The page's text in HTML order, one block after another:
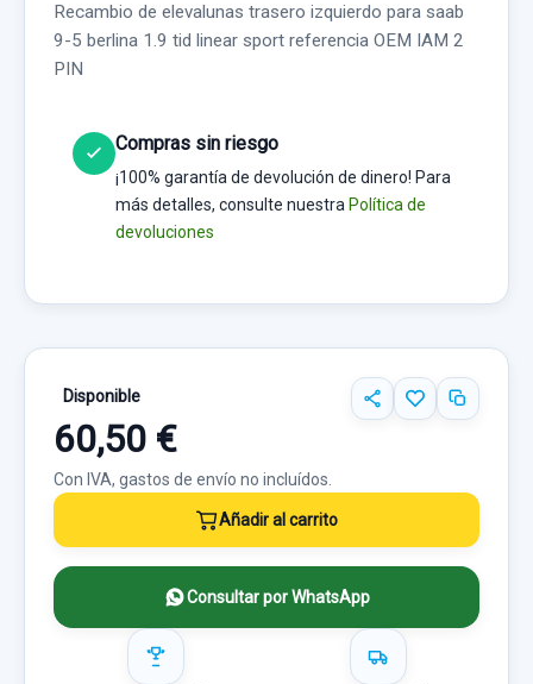
Recambio de elevalunas trasero izquierdo para saab
9-5 berlina 1.9 tid linear sport referencia OEM IAM 2
PIN
Compras sin riesgo
¡100% garantía de devolución de dinero! Para
más detalles, consulte nuestra Política de
devoluciones
Disponible
60,50 €
Con IVA, gastos de envío no incluídos.
Añadir al carrito
Consultar por WhatsApp